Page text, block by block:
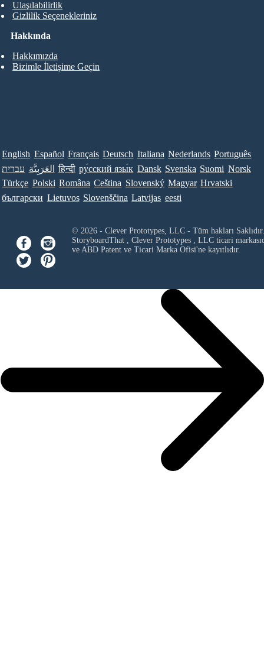
Hakkında
Hakkımızda
Bizimle İletişime Geçin
Ulaşılabilirlik
Gizlilik Seçenekleriniz
English Español Français Deutsch Italiana Nederlands Português
עברית العَرَبِيَّة हिन्दी ру́сский язы́к Dansk Svenska Suomi Norsk
Türkçe Polski Româna Ceština Slovenský Magyar Hrvatski
български Lietuvos Slovenščina Latvijas eesti
© 2026 - Clever Prototypes, LLC - Tüm hakları Saklıdır.
StoryboardThat , Clever Prototypes , LLCticari
ve ABD Patent ve Ticari Marka Ofisi'ne kayıtlıdır.